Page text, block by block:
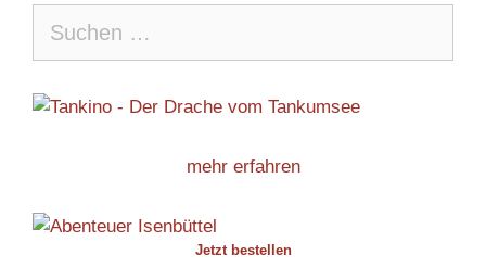
nach:
mehr erfahren
Jetzt bestellen